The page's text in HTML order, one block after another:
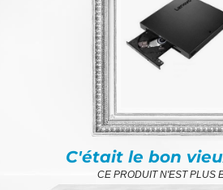
C'était le bon
CE PRODUIT N'EST PLUS